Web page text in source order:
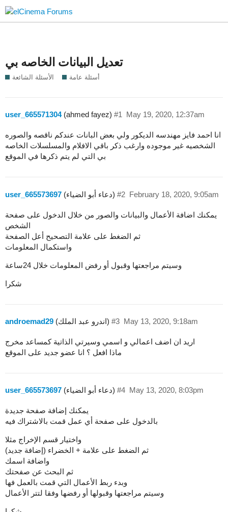
تعديل البيانات الخاصه بي
اﻷسئلة الشائعة أسئلة عامة
user_665571304(ahmed fayez) May 19, 2020, 12:37am
#1
انا احمد فايز مهندسه الديكور ولي بعض البانات عندكم ناقصه والصوره
الشخصيه غير موجوده وارغب ذكر باقي الافلام والمسلسلات الخاصه
بي التي لم يتم ذكرها في الموقع
user_665573697 (دعاء أبو الضياء) February 18, 2020, 9:05am
#2
يمكنك اضافة الأعمال والبيانات والصور من خلال الدخول على صفحة
الشخص
ثم الضغط على علامة التصحيح أعل الصفحة
واستكمال المعلومات
وسيتم مراجعتها وقبول أو رفض المعلومات خلال 24ساعة
شكرا
androemad29 (اندرو عبد الملك) May 13, 2020, 9:18am
#3
اريد ان اضف اعمالي و اسمي وسيرتي الذاتية كمساعد مخرج
ماذا افعل ؟ انا عضو جديد على الموقع
user_665573697 (دعاء أبو الضياء) May 13, 2020, 8:03pm
#4
يمكنك إضافة صفحة جديدة
بالدخول على صفحة أي عمل قمت بالاشتراك فيه
واختيار قسم الإخراج مثلا
ثم الضغط على علامة + الخضراء (إضافة جديد)
واضافة اسمك
ثم البحث عن صفحتك
وبدء ربط الأعمال التي قمت بالعمل فها
وسيتم مراجعتها وقبولها أو رفضها وفقا لتتر الأعمال